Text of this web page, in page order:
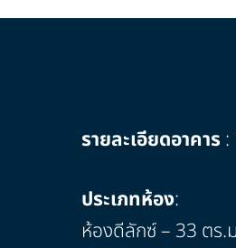
รายละเอียดอาคาร:
ประเภทห้อง:
ห้องดีลักซ์ – 33 ตร.